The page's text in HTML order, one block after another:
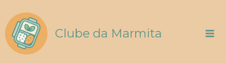
para
conteúdo
Clube da Marmita